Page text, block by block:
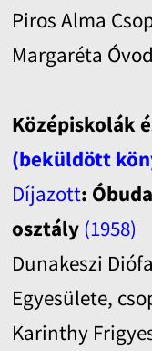
Piros Alma
Margaréta
Középiskolák
(beküldött
Díjazott:
osztály (1958)
Dunakeszi
Egyesülete,
Karinthy